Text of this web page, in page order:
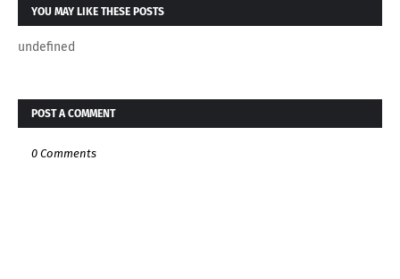
YOU MAY LIKE THESE POSTS
undefined
POST A COMMENT
0 Comments